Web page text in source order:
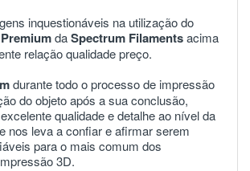
inquestionáveis na utilização do
PremiumdaSpectrum Filamentsacima
relação qualidade preço.
durante todo o processo de impressão
do objeto após a sua conclusão,
qualidade e detalhe ao nível da
nos leva a confiar e afirmar serem
para o mais comum dos
3D.